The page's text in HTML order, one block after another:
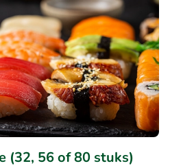
(32, 56 of 80 stuks)